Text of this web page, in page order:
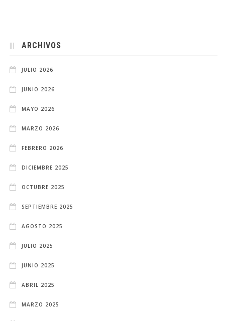
ARCHIVOS
JULIO 2026
JUNIO 2026
MAYO 2026
MARZO 2026
FEBRERO 2026
DICIEMBRE 2025
OCTUBRE 2025
SEPTIEMBRE 2025
AGOSTO 2025
JULIO 2025
JUNIO 2025
ABRIL 2025
MARZO 2025